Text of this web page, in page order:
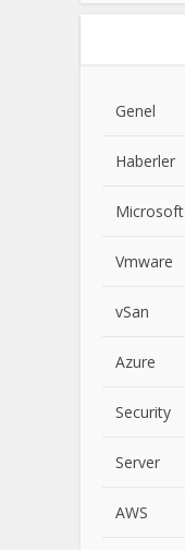
Genel
Haberler
Microsoft
Vmware
vSan
Azure
Security
Server
AWS